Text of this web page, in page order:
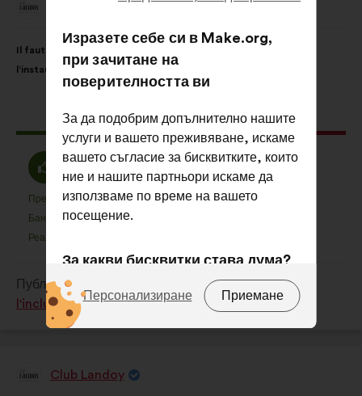
ПредложениеClub Landoy
Съдържание
на
предложението:
Il faut libérer la parole autour des aidant(e)s pour favoriser
l’instauration d’un climat de confiance en entreprise.
Това
предложение
получи:
168 гласа
разпределението
е:
Съгласен
съм
:
квалифицирано
в
:
Предпочитан
: 25
пъти
Баналност
:пъти
Реалистичен
:пъти
Въздържал
се
:
квалифицирано
в
:
Няма мнение
:пъти
Публикувано в
Comment favoriser la diversité et
l'inclusion dans le monde du travail ?
ПредложениеClub Landoy
Изразете себе си в Make.org,
при зачитане на
поверителността ви
За да подобрим допълнително нашите
услуги и вашето преживяване, искаме
вашето съгласие за бисквитките, които
ние и нашите партньори искаме да
използваме по време на вашето
посещение.
За какви бисквитки става дума?
Техники:бисквитки, които са от
съществено значение за
функционирането на сайта.
подобряване на вашето
Приемане
Персонализиране